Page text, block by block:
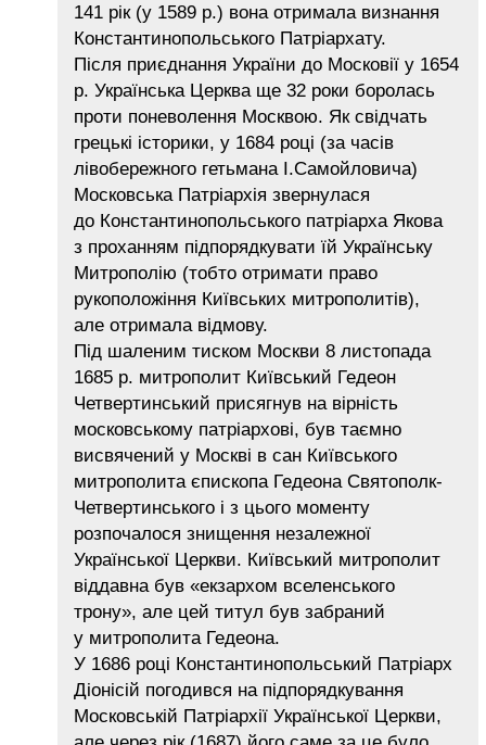
141 рік (у 1589 р.) вона отримала визнання
Константинопольського Патріархату.
Після приєднання України до Московії у 1654
р. Українська Церква ще 32 роки боролась
проти поневолення Москвою. Як свідчать
грецькі історики, у 1684 році (за часів
лівобережного гетьмана I.Самойловича)
Московська Патріархія звернулася
до Константинопольського патріарха Якова
з проханням підпорядкувати їй Українську
Митрополію (тобто отримати право
рукоположіння Київських митрополитів),
але отримала відмову.
Під шаленим тиском Москви 8 листопада
1685 р. митрополит Київський Гедеон
Четвертинський присягнув на вірність
московському патріархові, був таємно
висвячений у Москві в сан Київського
митрополита єпископа Гедеона Святополк-
Четвертинського і з цього моменту
розпочалося знищення незалежної
Української Церкви. Київський митрополит
віддавна був «екзархом вселенського
трону», але цей титул був забраний
у митрополита Гедеона.
У 1686 році Константинопольський Патріарх
Діонісій погодився на підпорядкування
Московській Патріархії Української Церкви,